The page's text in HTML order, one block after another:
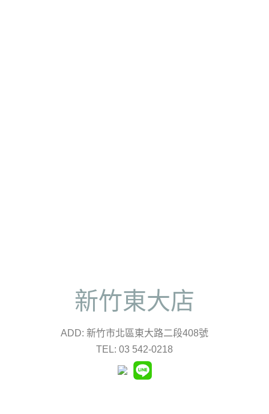
新竹東大店
ADD: 新竹市北區東大路二段408號
TEL: 03 542-0218